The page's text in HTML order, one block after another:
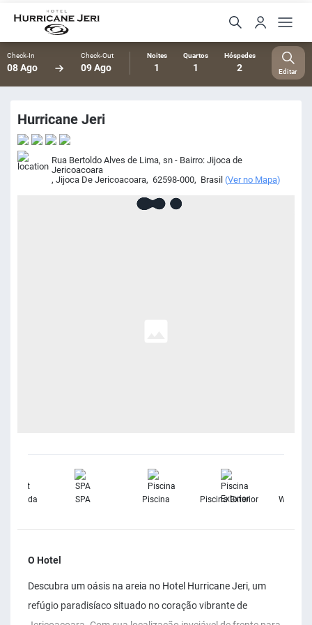
Check-In
08 Ago
Check-Out
09 Ago
Noites
1
Quartos
1
Hóspedes
2 Editar
Hurricane Jeri
Rua Bertoldo Alves de Lima, sn - Bairro: Jijoca de
Jericoacoara
, Jijoca De Jericoacoara, 62598-000, Brasil (Ver no Mapa)
Banda
SPA Piscina Piscina Exterior Wifi
O Hotel
Descubra um oásis na areia no Hotel Hurricane Jeri, um
refúgio paradisíaco situado no coração vibrante de